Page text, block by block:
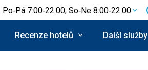
Po‑Pá 7:00‑22:00; So‑Ne 8:00‑22:00
Recenze hotelů Další služby